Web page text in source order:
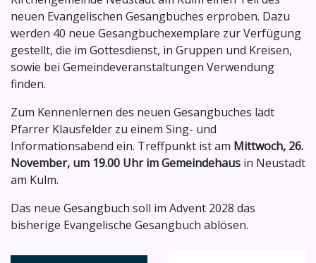
neuen Evangelischen Gesangbuches erproben. Dazu
werden 40 neue Gesangbuchexemplare zur Verfügung
gestellt, die im Gottesdienst, in Gruppen und Kreisen,
sowie bei Gemeindeveranstaltungen Verwendung
finden.
Zum Kennenlernen des neuen Gesangbuches lädt
Pfarrer Klausfelder zu einem Sing- und
Informationsabend ein. Treffpunkt ist am Mittwoch, 26.
November, um 19.00 Uhr im Gemeindehaus in Neustadt
am Kulm.
Das neue Gesangbuch soll im Advent 2028 das
bisherige Evangelische Gesangbuch ablösen.